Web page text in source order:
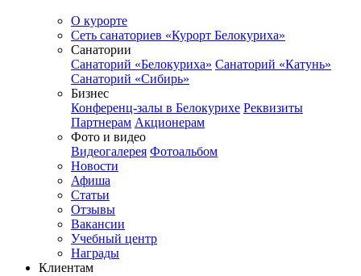
О курорте
Сеть санаториев «Курорт Белокуриха»
Санатории
Санаторий «Белокуриха» Санаторий «Катунь»
Санаторий «Сибирь»
Бизнес
Конференц-залы в Белокурихе Реквизиты
Партнерам Акционерам
Фото и видео
Видеогалерея Фотоальбом
Новости
Афиша
Статьи
Отзывы
Вакансии
Учебный центр
Награды
Клиентам